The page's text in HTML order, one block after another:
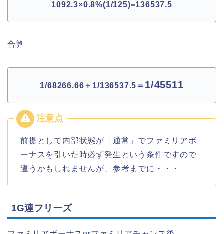
1092.3×0.8%(1/125)=136537.5
合算
1/68266.66＋1/136537.5＝ 1/45511
前提として内部状態が「通常」でファミリアボ
ーナスを引いた時必ず発生という条件ですので
違うかもしれませんが、参考までに・・・
1G連フリーズ